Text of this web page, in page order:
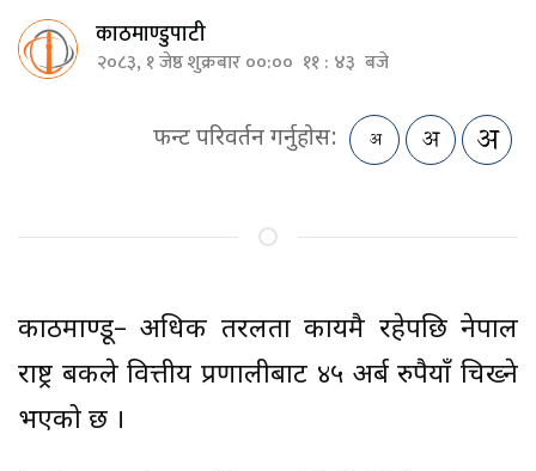
काठमाण्डुपाटी
२०८३, १ जेष्ठ शुक्रबार ००:०० ११ : ४३ बजे
फन्ट परिवर्तन गर्नुहोस:
काठमाण्डू– अधिक तरलता कायमै रहेपछि नेपाल
राष्ट्र बैंकले वित्तीय प्रणालीबाट ४५ अर्ब रुपैयाँ चिख्ने
भएको छ ।